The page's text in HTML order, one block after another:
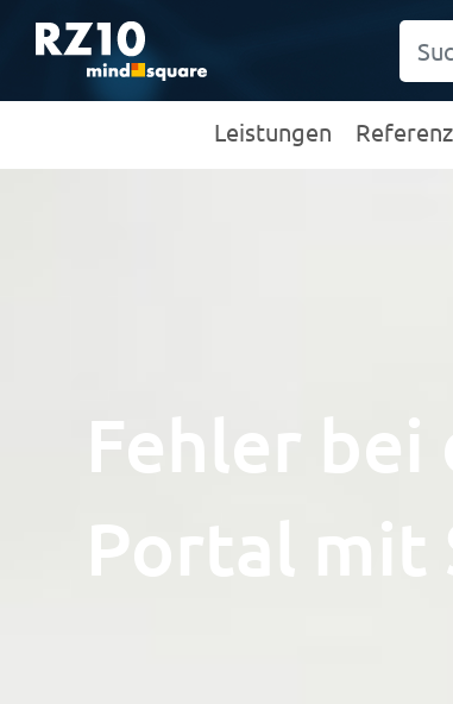
Leistungen
Fehler bei
Portal mit